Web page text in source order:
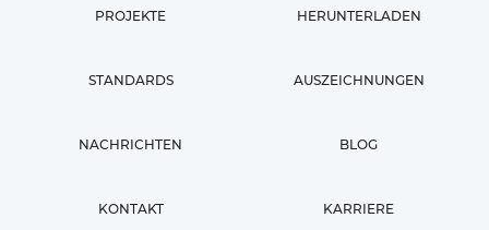
PROJEKTE HERUNTERLADEN
STANDARDS AUSZEICHNUNGEN
NACHRICHTEN BLOG
KONTAKT KARRIERE